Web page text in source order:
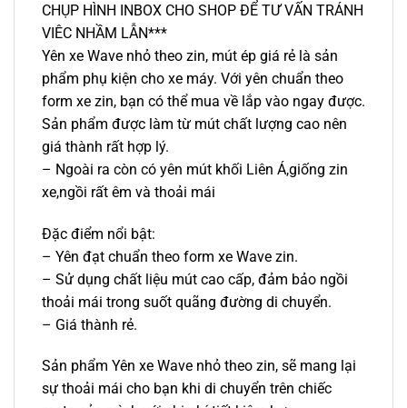
CHỤP HÌNH INBOX CHO SHOP ĐỂ TƯ VẤN TRÁNH
VIÊC NHẦM LẪN***
Yên xe Wave nhỏ theo zin, mút ép giá rẻ là sản
phẩm phụ kiện cho xe máy. Với yên chuẩn theo
form xe zin, bạn có thể mua về lắp vào ngay được.
Sản phẩm được làm từ mút chất lượng cao nên
giá thành rất hợp lý.
– Ngoài ra còn có yên mút khối Liên Á,giống zin
xe,ngồi rất êm và thoải mái
Đặc điểm nổi bật:
– Yên đạt chuẩn theo form xe Wave zin.
– Sử dụng chất liệu mút cao cấp, đảm bảo ngồi
thoải mái trong suốt quãng đường di chuyển.
– Giá thành rẻ.
Sản phẩm Yên xe Wave nhỏ theo zin, sẽ mang lại
sự thoải mái cho bạn khi di chuyển trên chiếc